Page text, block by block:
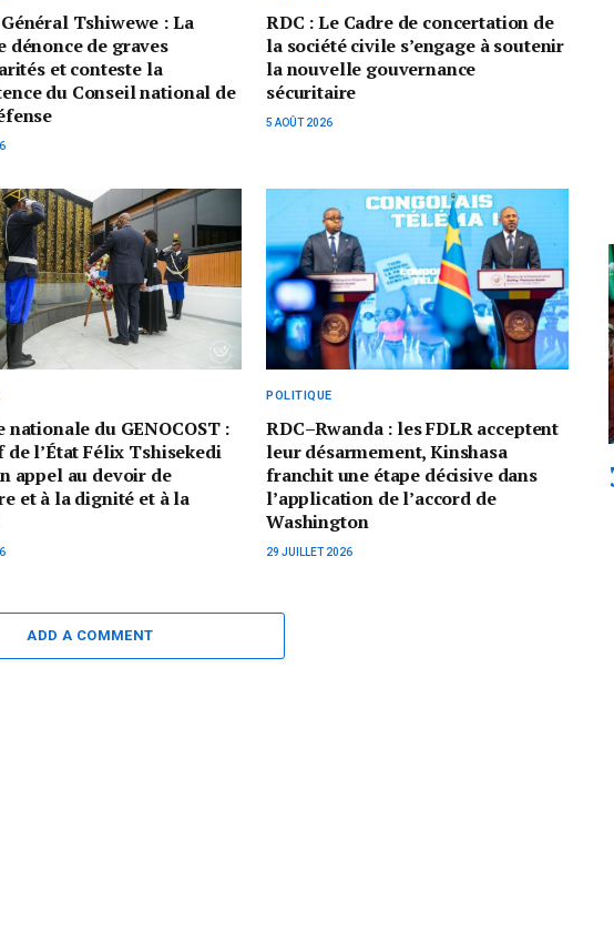
Tshiwewe : La
dénonce de graves
et conteste la
du Conseil national de
RDC : Le Cadre de concertation de
la société civile s’engage à soutenir
la nouvelle gouvernance
sécuritaire
5 AOÛT 2026
nationale du GENOCOST :
de l’État Félix Tshisekedi
appel au devoir de
et à la dignité et à la
POLITIQUE
RDC–Rwanda : les FDLR acceptent
leur désarmement, Kinshasa
franchit une étape décisive dans
l’application de l’accord de
Washington
29 JUILLET 2026
ADD A COMMENT